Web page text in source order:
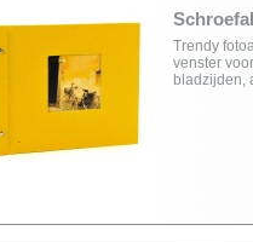
Trendy
venster
bladzijden,